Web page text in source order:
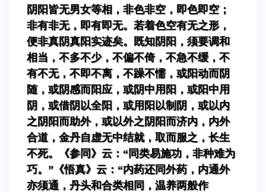
阴阳皆无男女等相，非色非空，即色即空；
非有非无，即有即无。若着色空有无之形，
便非真阴真阳实迹矣。既知阴阳，须要调和
相当，不多不少，不偏不倚，不急不缓，不
有不无，不即不离，不躁不懦，或阳动而阴
随，或阴感而阳应，或阴中用阳，或阳中用
阴，或借阴以全阳，或用阳以制阴，或以内
之阴阳而助外，或以外之阴阳而济内，内外
合道，金丹自虚无中结就，取而服之，长生
不死。《参同》云：“同类易施功，非种难为
巧。”《悟真》云：“内药还同外药，内通外
亦须通，丹头和合类相同，温养两般作